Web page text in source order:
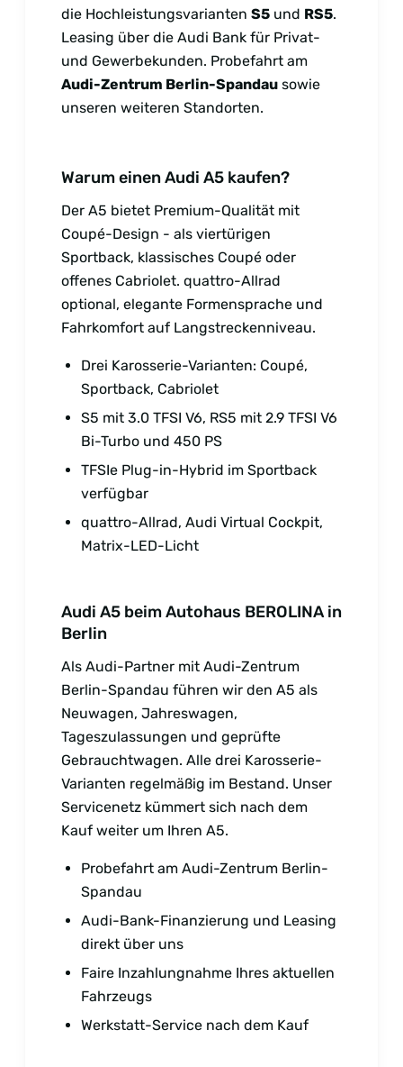
die Hochleistungsvarianten S5 und RS5.
Leasing über die Audi Bank für Privat-
und Gewerbekunden. Probefahrt am
Audi-Zentrum Berlin-Spandau sowie
unseren weiteren Standorten.
Warum einen Audi A5 kaufen?
Der A5 bietet Premium-Qualität mit
Coupé-Design - als viertürigen
Sportback, klassisches Coupé oder
offenes Cabriolet. quattro-Allrad
optional, elegante Formensprache und
Fahrkomfort auf Langstreckenniveau.
Drei Karosserie-Varianten: Coupé,
Sportback, Cabriolet
S5 mit 3.0 TFSI V6, RS5 mit 2.9 TFSI V6
Bi-Turbo und 450 PS
TFSIe Plug-in-Hybrid im Sportback
verfügbar
quattro-Allrad, Audi Virtual Cockpit,
Matrix-LED-Licht
Audi A5 beim Autohaus BEROLINA in
Berlin
Als Audi-Partner mit Audi-Zentrum
Berlin-Spandau führen wir den A5 als
Neuwagen, Jahreswagen,
Tageszulassungen und geprüfte
Gebrauchtwagen. Alle drei Karosserie-
Varianten regelmäßig im Bestand. Unser
Servicenetz kümmert sich nach dem
Kauf weiter um Ihren A5.
Probefahrt am Audi-Zentrum Berlin-
Spandau
Audi-Bank-Finanzierung und Leasing
direkt über uns
Faire Inzahlungnahme Ihres aktuellen
Fahrzeugs
Werkstatt-Service nach dem Kauf